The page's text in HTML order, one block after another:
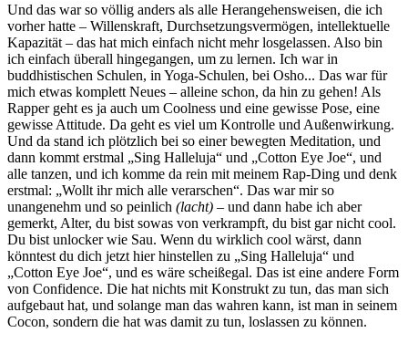
Und das war so völlig anders als alle Herangehensweisen, die ich
vorher hatte – Willenskraft, Durchsetzungsvermögen, intellektuelle
Kapazität – das hat mich einfach nicht mehr losgelassen. Also bin
ich einfach überall hingegangen, um zu lernen. Ich war in
buddhistischen Schulen, in Yoga-Schulen, bei Osho... Das war für
mich etwas komplett Neues – alleine schon, da hin zu gehen! Als
Rapper geht es ja auch um Coolness und eine gewisse Pose, eine
gewisse Attitude. Da geht es viel um Kontrolle und Außenwirkung.
Und da stand ich plötzlich bei so einer bewegten Meditation, und
dann kommt erstmal „Sing Halleluja“ und „Cotton Eye Joe“, und
alle tanzen, und ich komme da rein mit meinem Rap-Ding und denk
erstmal: „Wollt ihr mich alle verarschen“. Das war mir so
unangenehm und so peinlich (lacht) – und dann habe ich aber
gemerkt, Alter, du bist sowas von verkrampft, du bist gar nicht cool.
Du bist unlocker wie Sau. Wenn du wirklich cool wärst, dann
könntest du dich jetzt hier hinstellen zu „Sing Halleluja“ und
„Cotton Eye Joe“, und es wäre scheißegal. Das ist eine andere Form
von Confidence. Die hat nichts mit Konstrukt zu tun, das man sich
aufgebaut hat, und solange man das wahren kann, ist man in seinem
Cocon, sondern die hat was damit zu tun, loslassen zu können.